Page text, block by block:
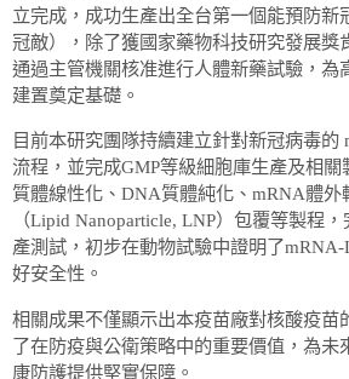
立完成，成功生產出全台第一個能預防新
冠敵），除了獲國家藥物科技研究發展獎
通過主管機關核准進行人體新藥試驗，為
建置奠定基礎。
目前本研究團隊持續建立針對新冠病毒的
流程，並完成GMP等級細胞庫生產及相
質體線性化、DNA質體純化、mRNA體外
（Lipid Nanoparticle, LNP）包覆等製程
產測試，初步在動物試驗中證明了
好安全性。
相關成果不僅顯示出本疫苗廠對核酸疫苗
了在防疫與公衛策略中的重要價值，為未
康防護提供堅實保障。